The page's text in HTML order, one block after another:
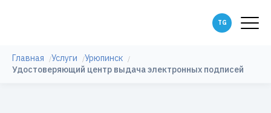
Главная Услуги
Урюпинск
Удостоверяющий центр выдача электронных подписей